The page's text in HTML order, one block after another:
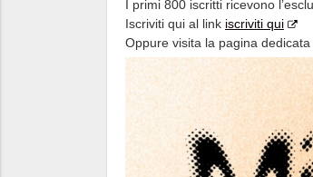
I primi 800 iscritti ricevono
Iscriviti qui al link iscriviti qui
Oppure visita la pagina